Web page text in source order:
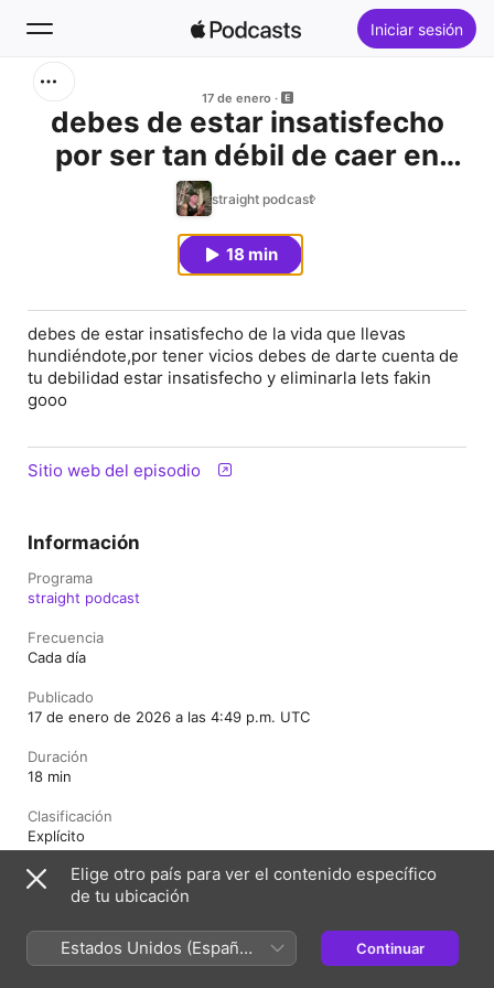
Iniciar sesión
Inicio
Lo más escuchado
17 de enero
debes de estar insatisfecho
por ser tan débil de caer en
vicios
straight podcast
18 min
debes de estar insatisfecho de la vida que llevas
hundiéndote,por tener vicios debes de darte cuenta de
tu debilidad estar insatisfecho y eliminarla lets fakin
gooo
Sitio web del episodio
Información
Programa
straight podcast
Frecuencia
Cada día
Publicado
17 de enero de 2026 a las 4:49 p.m. UTC
Duración
18 min
Clasificación
Explícito
Copyright © 2026 Apple Inc.
Todos los derechos reservados.
Elige otro país para ver el contenido específico
de tu ubicación
Estados Unidos (Español
México)
Continuar